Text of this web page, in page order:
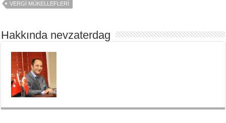
VERGI MÜKELLEFLERI
Hakkında nevzaterdag